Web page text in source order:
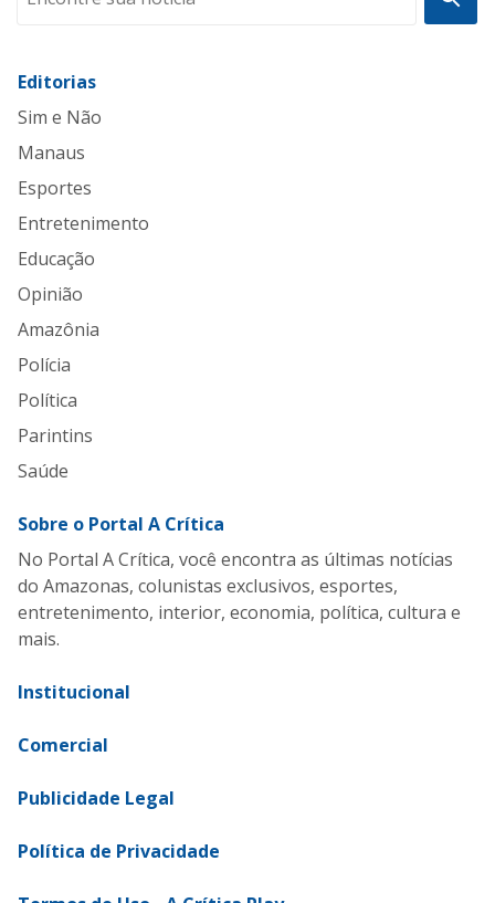
Editorias
Sim e Não
Manaus
Esportes
Entretenimento
Educação
Opinião
Amazônia
Polícia
Política
Parintins
Saúde
Sobre o Portal A Crítica
No Portal A Crítica, você encontra as últimas notícias
do Amazonas, colunistas exclusivos, esportes,
entretenimento, interior, economia, política, cultura e
mais.
Institucional
Comercial
Publicidade Legal
Política de Privacidade